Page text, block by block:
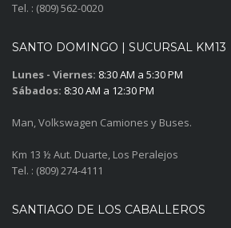
Tel. : (809) 562-0020
SANTO DOMINGO | SUCURSAL KM13
Lunes - Viernes: 8:30 AM a 5:30 PM
Sábados: 8:30 AM a 12:30 PM
Man, Volkswagen Camiones y Buses.
Km 13 ½ Aut. Duarte, Los Peralejos
Tel. : (809) 274-4111
SANTIAGO DE LOS CABALLEROS